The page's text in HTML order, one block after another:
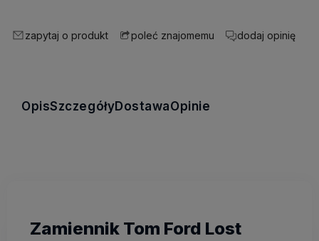
zapytaj o produkt poleć znajomemu dodaj opinię
OpisSzczegółyDostawaOpinie
Zamiennik Tom Ford Lost